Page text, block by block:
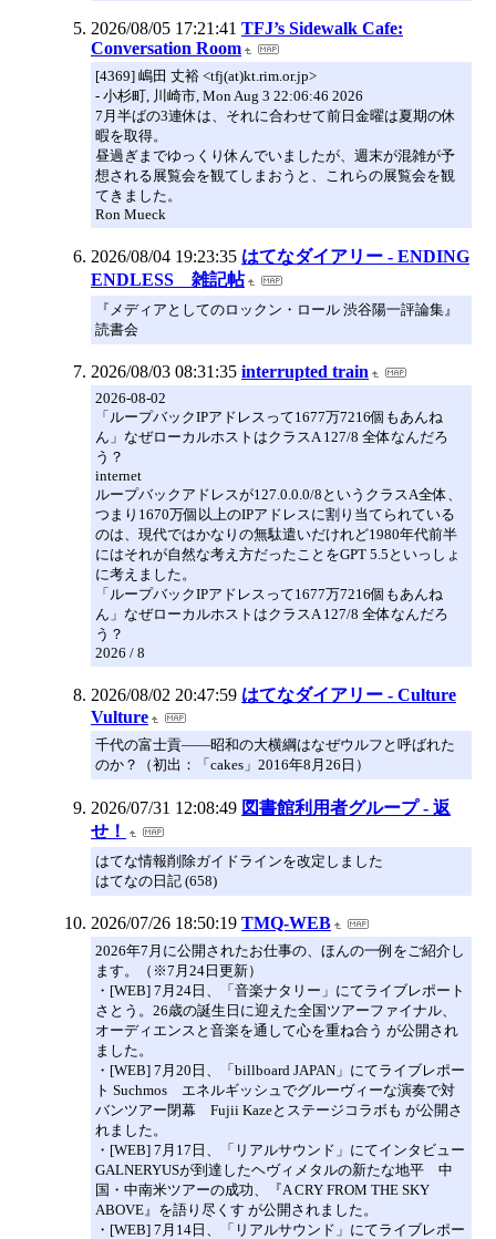
2026/08/05 17:21:41 TFJ’s Sidewalk Cafe:
Conversation Room
[4369] 嶋田 丈裕 <tfj(at)kt.rim.or.jp>
- 小杉町, 川崎市, Mon Aug 3 22:06:46 2026
7月半ばの3連休は、それに合わせて前日金曜は夏期の休
暇を取得。
昼過ぎまでゆっくり休んでいましたが、週末が混雑が予
想される展覧会を観てしまおうと、これらの展覧会を観
てきました。
Ron Mueck
2026/08/04 19:23:35 はてなダイアリー - ENDING
ENDLESS 雑記帖
『メディアとしてのロックン・ロール 渋谷陽一評論集』
読書会
2026/08/03 08:31:35 interrupted train
2026-08-02
「ループバックIPアドレスって1677万7216個もあんね
ん」なぜローカルホストはクラスA 127/8 全体なんだろ
う？
internet
ループバックアドレスが127.0.0.0/8というクラスA全体、
つまり1670万個以上のIPアドレスに割り当てられている
のは、現代ではかなりの無駄遣いだけれど1980年代前半
にはそれが自然な考え方だったことをGPT 5.5といっしょ
に考えました。
「ループバックIPアドレスって1677万7216個もあんね
ん」なぜローカルホストはクラスA 127/8 全体なんだろ
う？
2026 / 8
2026/08/02 20:47:59 はてなダイアリー - Culture
Vulture
千代の富士貢――昭和の大横綱はなぜウルフと呼ばれた
のか？（初出：「cakes」2016年8月26日）
2026/07/31 12:08:49 図書館利用者グループ - 返
せ！
はてな情報削除ガイドラインを改定しました
はてなの日記 (658)
2026/07/26 18:50:19 TMQ-WEB
2026年7月に公開されたお仕事の、ほんの一例をご紹介し
ます。（※7月24日更新）
・[WEB] 7月24日、「音楽ナタリー」にてライブレポート
さとう。26歳の誕生日に迎えた全国ツアーファイナル、
オーディエンスと音楽を通して心を重ね合う が公開され
ました。
・[WEB] 7月20日、「billboard JAPAN」にてライブレポー
ト Suchmos エネルギッシュでグルーヴィーな演奏で対
バンツアー閉幕 Fujii Kazeとステージコラボも が公開さ
れました。
・[WEB] 7月17日、「リアルサウンド」にてインタビュー
GALNERYUSが到達したヘヴィメタルの新たな地平 中
国・中南米ツアーの成功、『A CRY FROM THE SKY
ABOVE』を語り尽くす が公開されました。
・[WEB] 7月14日、「リアルサウンド」にてライブレポー